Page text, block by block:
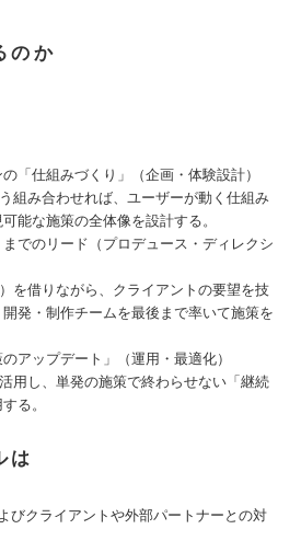
のか
「仕組みづくり」（企画・体験設計）
組み合わせれば、ユーザーが動く仕組み
能な施策の全体像を設計する。
でのリード（プロデュース・ディレクシ
を借りながら、クライアントの要望を技
発・制作チームを最後まで率いて施策を
アップデート」（運用・最適化）
用し、単発の施策で終わらせない「継続
る。
は
びクライアントや外部パートナーとの対